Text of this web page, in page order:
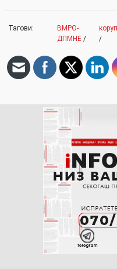
Тагови:
ВМРО-
ДПМНЕ /
/